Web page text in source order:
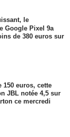
le
Google Pixel 9a
de 380 euros sur
150 euros, cette
JBL notée 4,5 sur
ce mercredi